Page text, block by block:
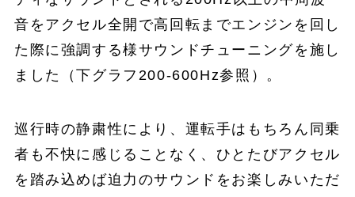
音をアクセル全開で高回転までエンジンを回し
た際に強調する様サウンドチューニングを施し
ました（下グラフ200-600Hz参照）。
巡行時の静粛性により、運転手はもちろん同乗
者も不快に感じることなく、ひとたびアクセル
を踏み込めば迫力のサウンドをお楽しみいただ